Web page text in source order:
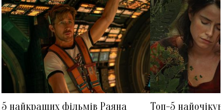
5 найкращих фільмів Раяна
Топ-5